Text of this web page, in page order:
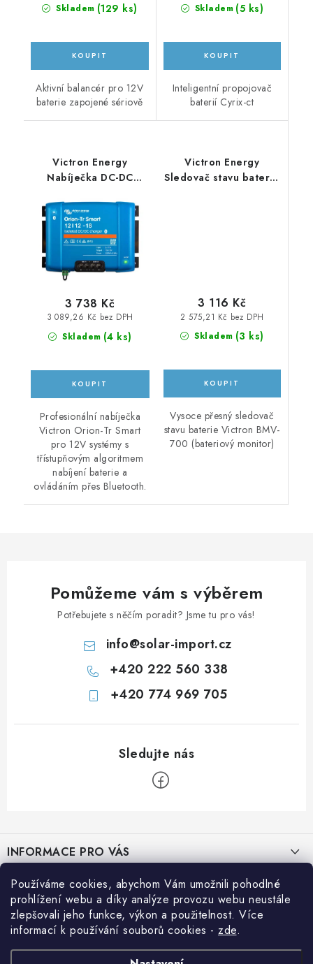
Používáme cookies, abychom Vám umožnili pohodlné
prohlížení webu a díky analýze provozu webu neustále
zlepšovali jeho funkce, výkon a použitelnost. Více
informací k používání souborů cookies - zde.
Skladem (129 ks)
Aktivní balancér pro 12V
baterie zapojené sériově
Skladem (5 ks)
Inteligentní propojovač
baterií Cyrix-ct
Victron Energy
Nabíječka DC-DC
18A (220W), izolovaná
Skladem (4 ks)
3 089,26 Kč bez DPH
3 738 Kč
Profesionální nabíječka
Victron Orion-Tr Smart
pro 12V systémy s
třístupňovým algoritmem
nabíjení baterie a
ovládáním přes Bluetooth.
Victron Energy
Sledovač stavu baterie
Skladem (3 ks)
2 575,21 Kč bez DPH
3 116 Kč
Vysoce přesný sledovač
stavu baterie Victron BMV-
700 (bateriový monitor)
Pomůžeme vám s výběrem
Potřebujete s něčím poradit? Jsme tu pro vás!
info@solar-import.cz
+420 222 560 338
+420 774 969 705
pINFORMACE PRO VÁS
Prodejna JESENICE
Prodejna PRAHA
Prodejna BRNO
BLOG
Efektivní využití solární energie na cestách
Jak si vypočítat potřebný výkon solárního systému
Přihlášení
E-mail